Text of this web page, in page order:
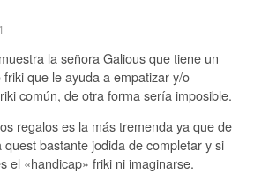
la señora Galious que tiene un
que le ayuda a empatizar y/o
común, de otra forma sería imposible.
regalos es la más tremenda ya que de
quest bastante jodida de completar y si
el «handicap» friki ni imaginarse.